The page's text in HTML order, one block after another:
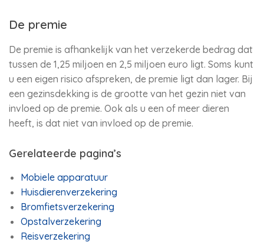
De premie
De premie is afhankelijk van het verzekerde bedrag dat
tussen de 1,25 miljoen en 2,5 miljoen euro ligt. Soms kunt
u een eigen risico afspreken, de premie ligt dan lager. Bij
een gezinsdekking is de grootte van het gezin niet van
invloed op de premie. Ook als u een of meer dieren
heeft, is dat niet van invloed op de premie.
Gerelateerde pagina’s
Mobiele apparatuur
Huisdierenverzekering
Bromfietsverzekering
Opstalverzekering
Reisverzekering